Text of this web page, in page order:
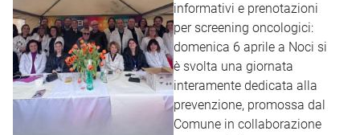
informativi e prenotazioni
per screening oncologici:
domenica 6 aprile a Noci si
è svolta una giornata
interamente dedicata alla
prevenzione, promossa dal
Comune in collaborazione